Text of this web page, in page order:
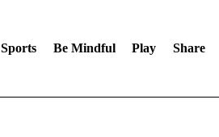
Sports Be Mindful Play Share